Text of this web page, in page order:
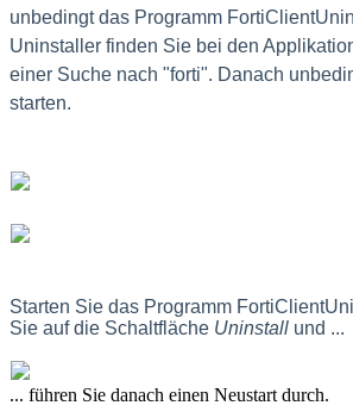
unbedingt das Programm
Uninstaller finden Sie bei den
einer Suche nach "forti". Danach
starten.
Starten Sie das Programm
Sie auf die Schaltfläche Uninstall und ...
... führen Sie danach einen Neustart durch.